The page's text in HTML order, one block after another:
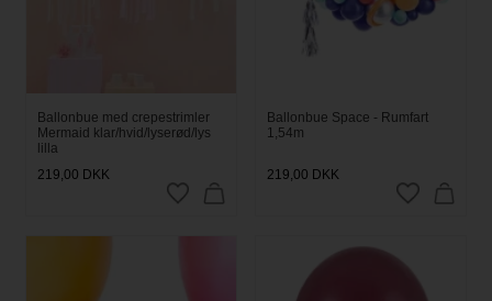
Ballonbue med crepestrimler
Mermaid klar/hvid/lyserød/lys
lilla
219,00 DKK
Ballonbue Space - Rumfart
1,54m
219,00 DKK